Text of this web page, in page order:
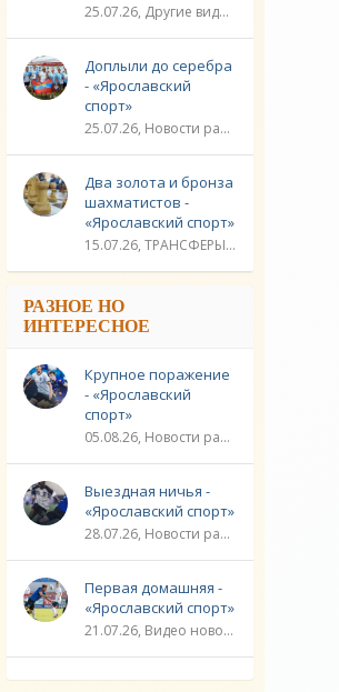
Спорт
«Ярославский спорт»
/ Видео новости / Спорт
25.07.26, Другие виды спорта / Стрельба / Плавание / ЛИГА ЧЕМПИОНОВ / Спорт / Видео новости
Доплыли до серебра
- «Ярославский
спорт»
25.07.26, Новости разное / Гребля / Многоборье / Плавание / Другие виды спорта / Водные виды спорта / Видео новости / Спорт
Два золота и бронза
шахматистов -
«Ярославский спорт»
15.07.26, ТРАНСФЕРЫ / Новости разное / Другие виды спорта / Видео новости / Спорт
РАЗНОЕ НО
ИНТЕРЕСНОЕ
Крупное поражение
- «Ярославский
спорт»
05.08.26, Новости разное / Плавание / ФУТБОЛ / ЛИГА ЧЕМПИОНОВ / Видео новости / Игровые виды спорта / Спорт
Выездная ничья -
«Ярославский спорт»
28.07.26, Новости разное / ЛИГА ЧЕМПИОНОВ / ФУТБОЛ / Плавание / ГОЛЬФ / Игровые виды спорта / Видео новости / Спорт
Первая домашняя -
«Ярославский спорт»
21.07.26, Видео новости / ЛИГА ЧЕМПИОНОВ / ФУТБОЛ / Плавание / Новости разное / Игровые виды спорта / Спорт